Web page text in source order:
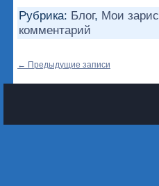
Рубрика: Блог, Мои
комментарий
← Предыдущие записи